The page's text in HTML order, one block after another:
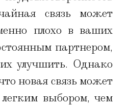
связь может
плохо в ваших
партнером,
улучшить. Однако
новая связь может
легким выбором, чем